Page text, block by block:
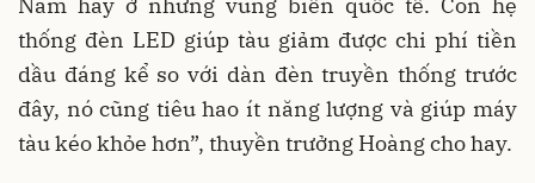
thống đèn LED giúp tàu giảm được chi phí tiền
dầu đáng kể so với dàn đèn truyền thống trước
đây, nó cũng tiêu hao ít năng lượng và giúp máy
tàu kéo khỏe hơn”, thuyền trưởng Hoàng cho hay.